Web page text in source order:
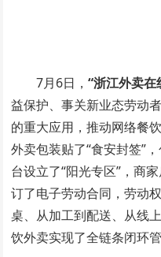
7月6日，“浙江外卖在
益保护、事关新业态劳动
的重大应用，推动网络餐
外卖包装贴了“食安封签”
台设立了“阳光专区”，商
订了电子劳动合同，劳动
桌、从加工到配送、从线
饮外卖实现了全链条闭环管